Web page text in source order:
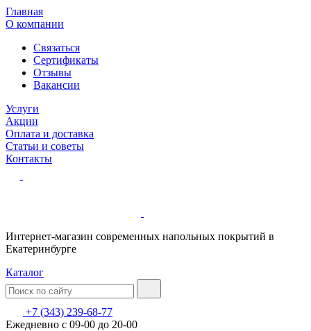
Главная
О компании
Связаться
Сертификаты
Отзывы
Вакансии
Услуги
Акции
Оплата и доставка
Статьи и советы
Контакты
Интернет-магазин современных напольных покрытий в
Екатеринбурге
Каталог
+7 (343) 239-68-77
Ежедневно с 09-00 до 20-00